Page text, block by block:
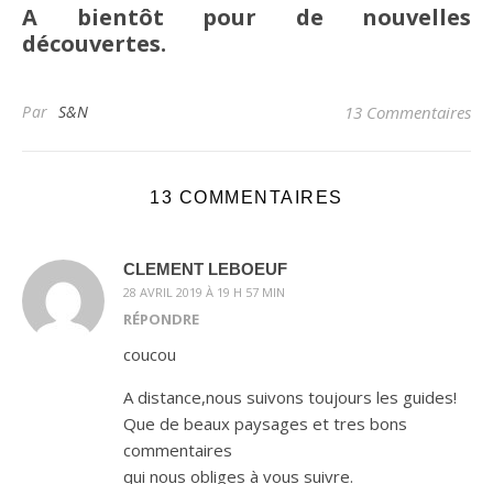
A bientôt pour de nouvelles
découvertes.
Par S&N 13 Commentaires
13 COMMENTAIRES
CLEMENT LEBOEUF
28 AVRIL 2019 À 19 H 57 MIN
RÉPONDRE
coucou
A distance,nous suivons toujours les guides!
Que de beaux paysages et tres bons
commentaires
qui nous obliges à vous suivre.